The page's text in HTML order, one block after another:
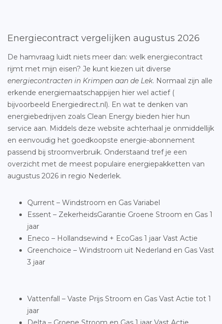
Energiecontract vergelijken augustus 2026
De hamvraag luidt niets meer dan: welk energiecontract
rijmt met mijn eisen? Je kunt kiezen uit diverse
energiecontracten in Krimpen aan de Lek. Normaal zijn alle
erkende energiemaatschappijen hier wel actief (
bijvoorbeeld Energiedirect.nl). En wat te denken van
energiebedrijven zoals Clean Energy bieden hier hun
service aan. Middels deze website achterhaal je onmiddellijk
en eenvoudig het goedkoopste energie-abonnement
passend bij stroomverbruik. Onderstaand tref je een
overzicht met de meest populaire energiepakketten van
augustus 2026 in regio Nederlek.
Qurrent – Windstroom en Gas Variabel
Essent – ZekerheidsGarantie Groene Stroom en Gas 1
jaar
Eneco – Hollandsewind + EcoGas 1 jaar Vast Actie
Greenchoice – Windstroom uit Nederland en Gas Vast
3 jaar
Vattenfall – Vaste Prijs Stroom en Gas Vast Actie tot 1
jaar